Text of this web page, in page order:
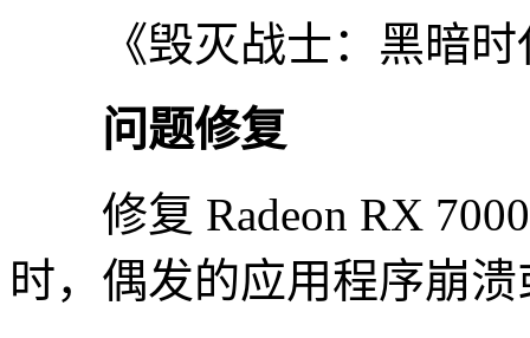
《毁灭战士：黑暗时
问题修复
修复 Radeon RX 7000
时，偶发的应用程序崩